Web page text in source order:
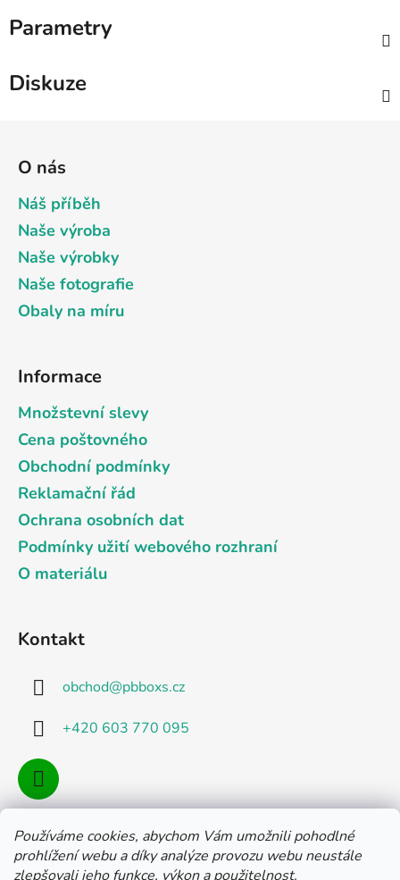
Používáme cookies, abychom Vám umožnili pohodlné
prohlížení webu a díky analýze provozu webu neustále
zlepšovali jeho funkce, výkon a použitelnost.
Parametry
Diskuze
O nás
Náš příběh
Naše výroba
Naše výrobky
Naše fotografie
Obaly na míru
Informace
Množstevní slevy
Cena poštovného
Obchodní podmínky
Reklamační řád
Ochrana osobních dat
Podmínky užití webového rozhraní
O materiálu
Kontakt
obchod@pbboxs.cz
+420 603 770 095
Facebook